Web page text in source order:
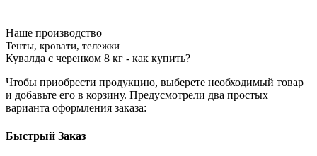
Наше производство
Тенты, кровати, тележки
Кувалда с черенком 8 кг - как купить?
Чтобы приобрести продукцию, выберете необходимый товар
и добавьте его в корзину. Предусмотрели два простых
варианта оформления заказа:
Быстрый Заказ